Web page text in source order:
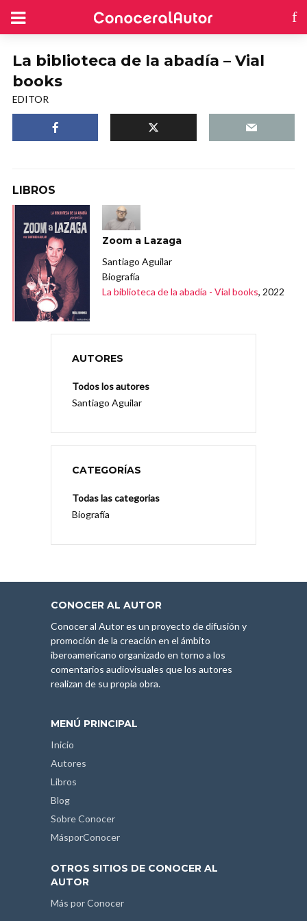
La biblioteca de la abadía – Vial
books
EDITOR
LIBROS
Zoom a Lazaga
Santiago Aguilar
Biografía
La biblioteca de la abadía - Vial books, 2022
AUTORES
Todos los autores
Santiago Aguilar
CATEGORÍAS
Todas las categorias
Biografía
CONOCER AL AUTOR
Conocer al Autor es un proyecto de difusión y
promoción de la creación en el ámbito
iberoamericano organizado en torno a los
comentarios audiovisuales que los autores
realizan de su propia obra.
MENÚ PRINCIPAL
Inicio
Autores
Libros
Blog
Sobre Conocer
MásporConocer
OTROS SITIOS DE CONOCER AL
AUTOR
Más por Conocer